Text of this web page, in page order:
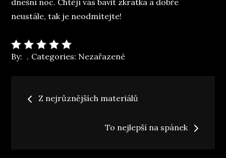
dnešní noc. Chtějí vás bavit zkrátka a dobře
neustále, tak je neodmítejte!
By: Categories: Nezařazené
Navigace
Z nejrůznějších materiálů
To nejlepší na spánek